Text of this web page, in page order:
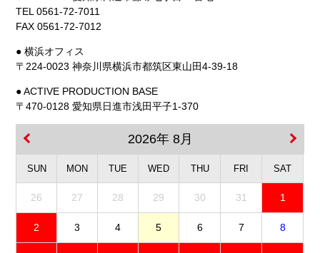
TEL 0561-72-7011
FAX 0561-72-7012
● 横浜オフィス
〒224-0023 神奈川県横浜市都筑区東山田4-39-18
● ACTIVE PRODUCTION BASE
〒470-0128 愛知県日進市浅田平子1-370
2026年 8月
SUN MON TUE WED THU FRI SAT
26 27 28 29 30 31 1
2 3 4 5 6 7 8